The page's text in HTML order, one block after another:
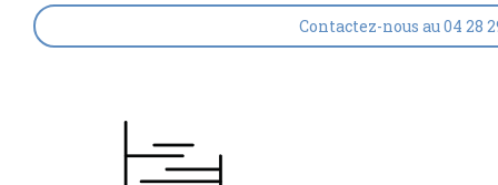
Contactez-nous au 04 28